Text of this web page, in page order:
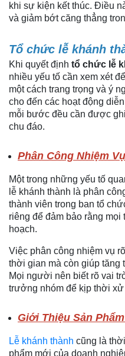
khi sự kiện kết thúc. Điều
và giảm bớt căng thẳng
Tổ chức lễ khánh
Khi quyết định tổ chức lễ
nhiều yếu tố cần xem xét
một cách trang trọng và ý
cho đến các hoạt động
mỗi bước đều cần được
chu đáo.
Phân Công Nhiệm
Một trong những yếu tố
lễ khánh thành là phân
thành viên trong ban tổ
riêng để đảm bảo rằng
hoạch.
Việc phân công nhiệm vụ
thời gian mà còn giúp tăng
Mọi người nên biết rõ vai
trưởng nhóm để kịp thời
Giới Thiệu Sản
Lễ khánh thành cũng là
phẩm mới của doanh